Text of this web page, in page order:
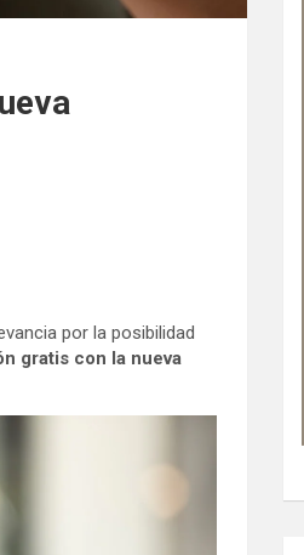
por la posibilidad
gratis con la nueva